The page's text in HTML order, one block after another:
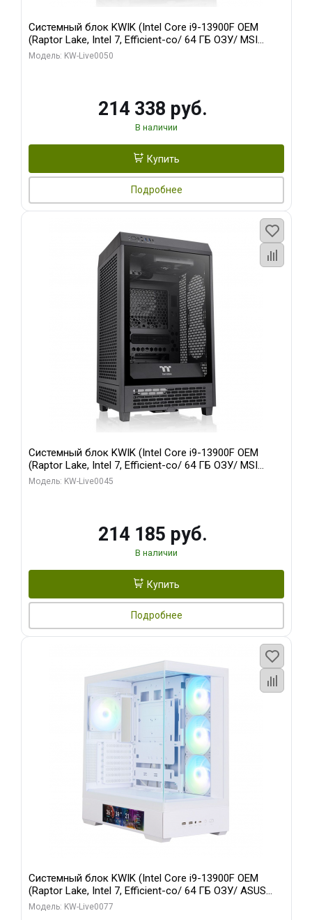
Системный блок KWIK (Intel Core i9-13900F OEM
(Raptor Lake, Intel 7, Efficient-co/ 64 ГБ ОЗУ/ MSI
RTX5060Ti SHADOW 3X OC CLASSIC 8GB GDDR7
Модель: KW-Live0050
214 338 руб.
В наличии
Купить
Подробнее
Системный блок KWIK (Intel Core i9-13900F OEM
(Raptor Lake, Intel 7, Efficient-co/ 64 ГБ ОЗУ/ MSI
RTX5060Ti SHADOW 2X OC PLUS 8GB GDDR7 128bit
Модель: KW-Live0045
214 185 руб.
В наличии
Купить
Подробнее
Системный блок KWIK (Intel Core i9-13900F OEM
(Raptor Lake, Intel 7, Efficient-co/ 64 ГБ ОЗУ/ ASUS
RTX5080 TUF GAMING OC 16GB GDDR7 256bit 3xDP 3x/
Модель: KW-Live0077